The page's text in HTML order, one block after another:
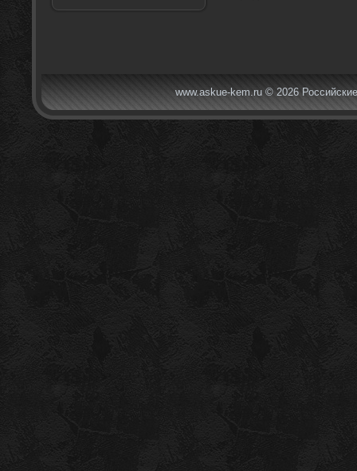
www.askue-kem.ru © 2026